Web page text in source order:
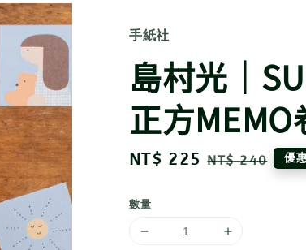
手紙社
島村光｜
正方
Sale
NT$ 225 Regular
NT$ 240 優
數量